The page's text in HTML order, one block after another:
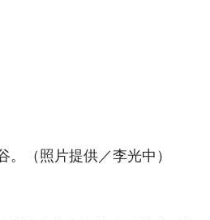
（照片提供／李光中）